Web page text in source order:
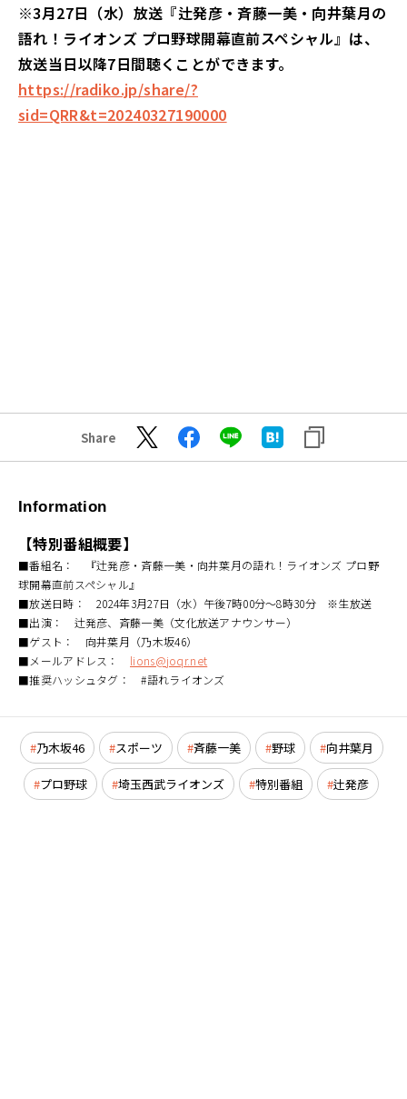
※3月27日（水）放送『辻発彦・斉藤一美・向井葉月の
語れ！ライオンズ プロ野球開幕直前スペシャル』は、
放送当日以降7日間聴くことができます。
https://radiko.jp/share/?
sid=QRR&t=20240327190000
Share
Information
【特別番組概要】
■番組名： 『辻発彦・斉藤一美・向井葉月の語れ！ライオンズ プロ野
球開幕直前スペシャル』
■放送日時： 2024年3月27日（水）午後7時00分～8時30分 ※生放送
■出演： 辻発彦、斉藤一美（文化放送アナウンサー）
■ゲスト： 向井葉月（乃木坂46）
■メールアドレス： lions@joqr.net
■推奨ハッシュタグ： #語れライオンズ
乃木坂46 スポーツ 斉藤一美 野球 向井葉月
プロ野球 埼玉西武ライオンズ 特別番組 辻発彦